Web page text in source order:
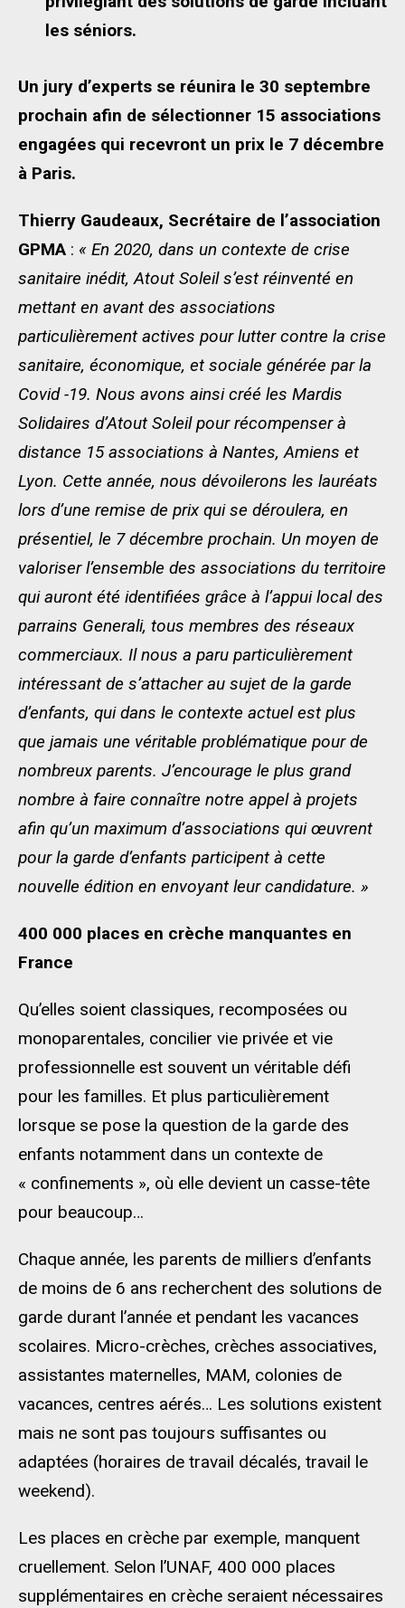
les séniors.
Un jury d’experts se réunira le 30 septembre
prochain afin de sélectionner 15 associations
engagées qui recevront un prix le 7 décembre
à Paris.
Thierry Gaudeaux, Secrétaire de l’association
GPMA : « En 2020, dans un contexte de crise
sanitaire inédit, Atout Soleil s’est réinventé en
mettant en avant des associations
particulièrement actives pour lutter contre la crise
sanitaire, économique, et sociale générée par la
Covid -19. Nous avons ainsi créé les Mardis
Solidaires d’Atout Soleil pour récompenser à
distance 15 associations à Nantes, Amiens et
Lyon. Cette année, nous dévoilerons les lauréats
lors d’une remise de prix qui se déroulera, en
présentiel, le 7 décembre prochain. Un moyen de
valoriser l’ensemble des associations du territoire
qui auront été identifiées grâce à l’appui local des
parrains Generali, tous membres des réseaux
commerciaux. Il nous a paru particulièrement
intéressant de s’attacher au sujet de la garde
d’enfants, qui dans le contexte actuel est plus
que jamais une véritable problématique pour de
nombreux parents. J’encourage le plus grand
nombre à faire connaître notre appel à projets
afin qu’un maximum d’associations qui œuvrent
pour la garde d’enfants participent à cette
nouvelle édition en envoyant leur candidature. »
400 000 places en crèche manquantes en
France
Qu’elles soient classiques, recomposées ou
monoparentales, concilier vie privée et vie
professionnelle est souvent un véritable défi
pour les familles. Et plus particulièrement
lorsque se pose la question de la garde des
enfants notamment dans un contexte de
« confinements », où elle devient un casse-tête
pour beaucoup…
Chaque année, les parents de milliers d’enfants
de moins de 6 ans recherchent des solutions de
garde durant l’année et pendant les vacances
scolaires. Micro-crèches, crèches associatives,
assistantes maternelles, MAM, colonies de
vacances, centres aérés… Les solutions existent
mais ne sont pas toujours suffisantes ou
adaptées (horaires de travail décalés, travail le
weekend).
Les places en crèche par exemple, manquent
cruellement. Selon l’UNAF, 400 000 places
supplémentaires en crèche seraient nécessaires